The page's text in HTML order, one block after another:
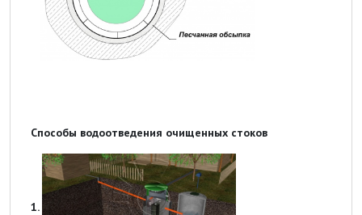
Способы водоотведения очищенных стоков
1.